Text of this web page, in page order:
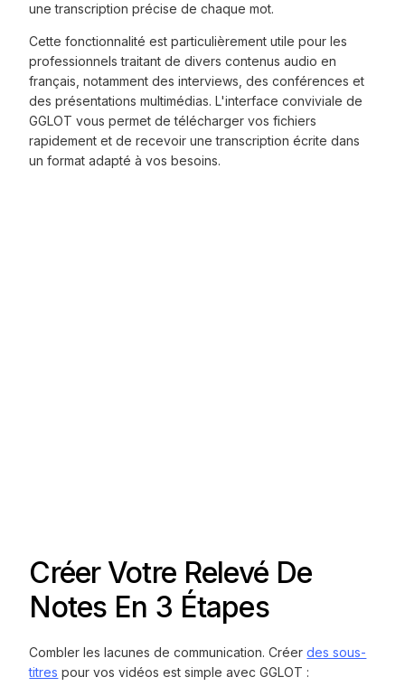
une transcription précise de chaque mot.
Cette fonctionnalité est particulièrement utile pour les
professionnels traitant de divers contenus audio en
français, notamment des interviews, des conférences et
des présentations multimédias. L'interface conviviale de
GGLOT vous permet de télécharger vos fichiers
rapidement et de recevoir une transcription écrite dans
un format adapté à vos besoins.
Créer Votre Relevé De
Notes En 3 Étapes
Combler les lacunes de communication. Créerdes sous-
titres pour vos vidéos est simple avec GGLOT :